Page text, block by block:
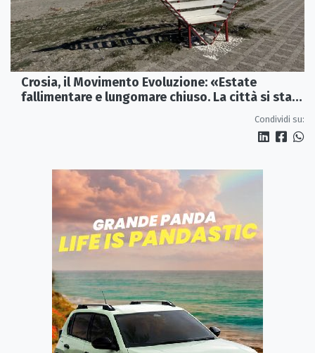
Crosia, il Movimento Evoluzione: «Estate
fallimentare e lungomare chiuso. La città si sta
Condividi su: